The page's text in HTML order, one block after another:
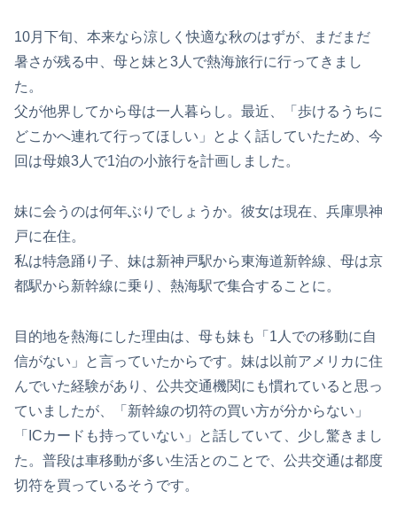
10月下旬、本来なら涼しく快適な秋のはずが、まだまだ
暑さが残る中、母と妹と3人で熱海旅行に行ってきまし
た。
父が他界してから母は一人暮らし。最近、「歩けるうちに
どこかへ連れて行ってほしい」とよく話していたため、今
回は母娘3人で1泊の小旅行を計画しました。
妹に会うのは何年ぶりでしょうか。彼女は現在、兵庫県神
戸に在住。
私は特急踊り子、妹は新神戸駅から東海道新幹線、母は京
都駅から新幹線に乗り、熱海駅で集合することに。
目的地を熱海にした理由は、母も妹も「1人での移動に自
信がない」と言っていたからです。妹は以前アメリカに住
んでいた経験があり、公共交通機関にも慣れていると思っ
ていましたが、「新幹線の切符の買い方が分からない」
「ICカードも持っていない」と話していて、少し驚きまし
た。普段は車移動が多い生活とのことで、公共交通は都度
切符を買っているそうです。